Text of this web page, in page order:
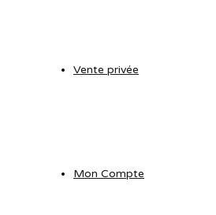
Vente privée
Mon Compte